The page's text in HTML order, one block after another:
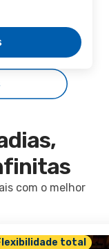
com o melhor
total